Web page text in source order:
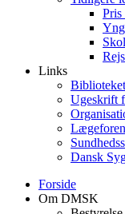
Pris
Links
Biblioteket
Ugeskrift
Dansk
Forside
Om DMSK